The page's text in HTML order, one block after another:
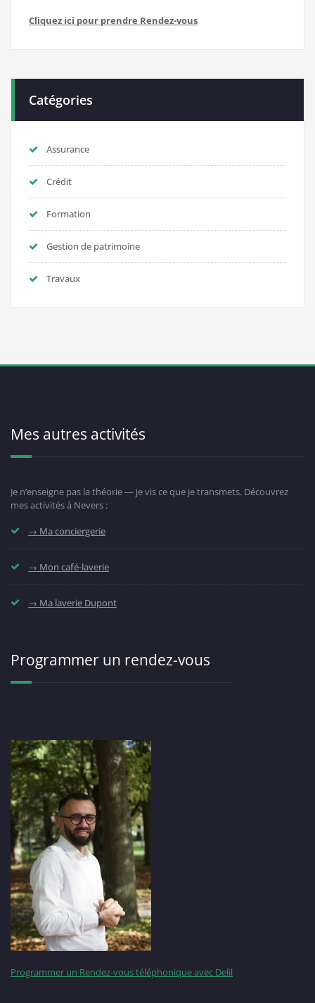
Cliquez ici pour prendre Rendez-vous
Catégories
Assurance
Crédit
Formation
Gestion de patrimoine
Travaux
Mes autres activités
Je n’enseigne pas la théorie — je vis ce que je transmets. Découvrez
mes activités à Nevers :
→ Ma conciergerie
→ Mon café-laverie
→ Ma laverie Dupont
Programmer un rendez-vous
Programmer un Rendez-vous téléphonique avec Delil